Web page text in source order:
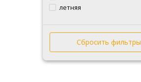
DOVROAD
DURUN
ESTRADA
летняя
Сбросить фильтры